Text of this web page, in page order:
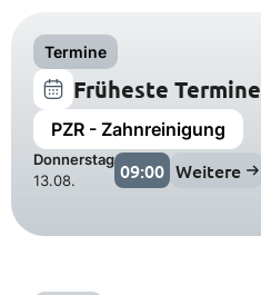
Termine
Früheste Termine
PZR - Zahnreinigung
Donnerstag
13.08.
09:00 Weitere